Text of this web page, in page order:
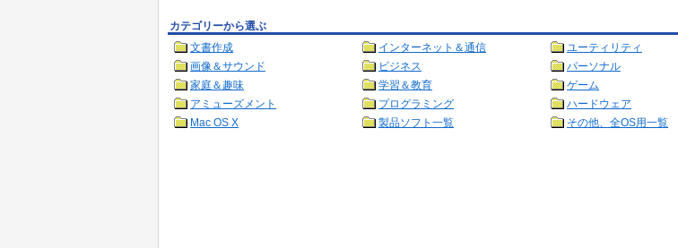
カテゴリーから選ぶ
文書作成
インターネット＆通信
ユーティリティ
画像＆サウンド
ビジネス
パーソナル
家庭＆趣味
学習＆教育
ゲーム
アミューズメント
プログラミング
ハードウェア
Mac OS X
製品ソフト一覧 その他、全OS用一覧